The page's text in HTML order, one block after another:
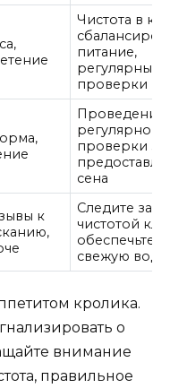
Чистота в
питание,
регулярные
проверки
Проведение
регулярной
проверки
сена
к
Следите за
чистотой
обеспечьте
свежую воду
кролика.
о
внимание
правильное